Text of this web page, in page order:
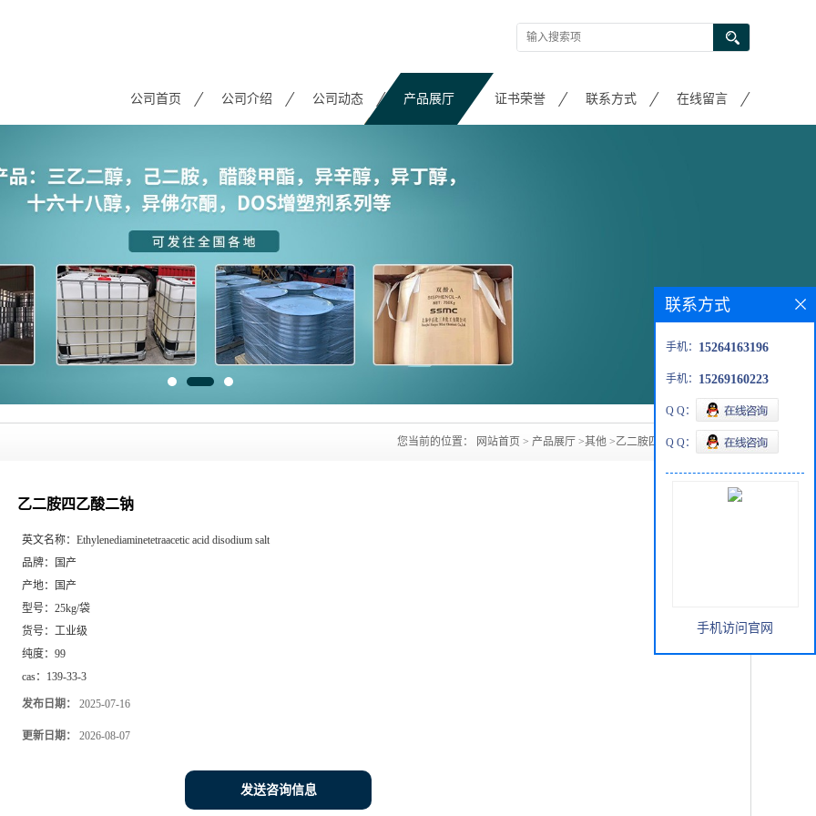
公司首页 公司介绍 公司动态 产品展厅 证书荣誉 联系方式 在线留言
您当前的位置： 网站首页 > 产品展厅 >其他 >乙二胺四乙酸二钠
乙二胺四乙酸二钠
英文名称： Ethylenediaminetetraacetic acid disodium salt
品牌： 国产
产地： 国产
型号： 25kg/袋
货号： 工业级
纯度： 99
cas： 139-33-3
发布日期： 2025-07-16
更新日期： 2026-08-07
发送咨询信息
联系方式
手机： 15264163196
手机： 15269160223
Q Q：
Q Q：
手机访问官网